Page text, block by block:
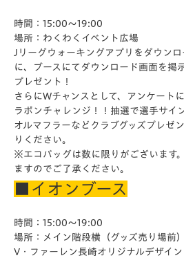
時間：15:00～19:00
場所：わくわくイベント広場
Jリーグウォーキングアプリをダウン
に、ブースにてダウンロード画面を掲
プレゼント！
さらにWチャンスとして、
アンケート
ラポンチャレンジ！！抽選で選手サイ
オルマフラーなどクラブグッズプレゼ
りください。
※エコバッグは数に限りがございます。
ますのでご了承ください。
■イオンブース
時間：15:00～19:00
場所：メイン階段横（グッズ売り場前）
V・ファーレン長崎オリジナルデザイン